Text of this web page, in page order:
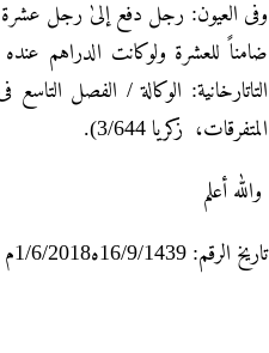
وفی العیون: رجل دفع إلیٰ رجل عشرة
ضامناً للعشرة ولوکانت الدراهم
المتفرقات، زکریا 3/644).
والله أعلم
تاريخ الرقم: 16/9/1439ه1/6/2018م الجمعة